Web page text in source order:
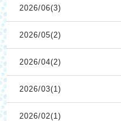
2026/06(3)
2026/05(2)
2026/04(2)
2026/03(1)
2026/02(1)